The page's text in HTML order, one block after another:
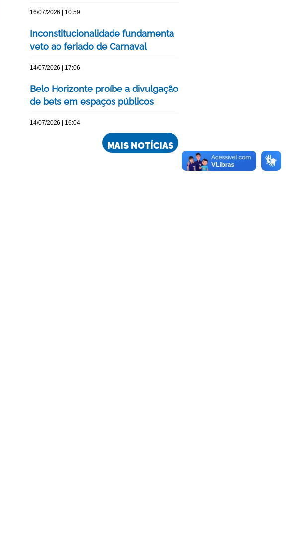
16/07/2026 | 10:59
Inconstitucionalidade fundamenta
veto ao feriado de Carnaval
14/07/2026 | 17:06
Belo Horizonte proíbe a divulgação
de bets em espaços públicos
14/07/2026 | 16:04
MAIS NOTÍCIAS